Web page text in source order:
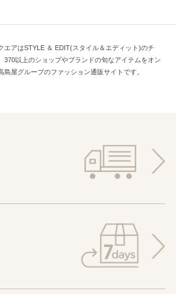
エアはSTYLE ＆ EDIT(スタイル＆エディット)のチ
370以上のショップやブランドの旬なアイテムをオン
島屋グループのファッション通販サイトです。